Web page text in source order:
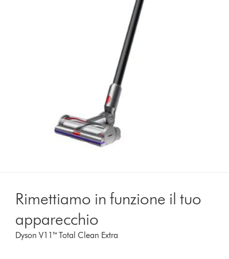
Rimettiamo in funzione il tuo
apparecchio
Dyson V11™ Total Clean Extra